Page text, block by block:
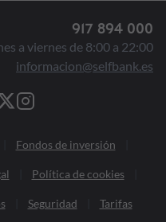
917 894 000
a viernes de 8:00 a 22:00
informacion@selfbank.es
Fondos de inversión
Política de cookies
Seguridad Tarifas